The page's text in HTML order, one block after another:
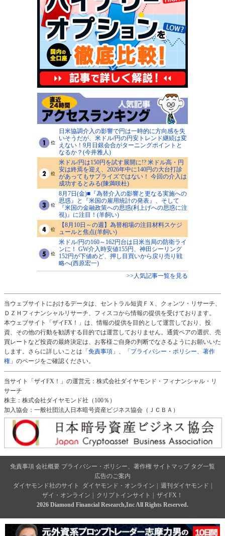
日米協調介入の影響で円は一時的に方向感を失
いそうだが、米ドル/円の円安トレンド継続は変
えない！9月日銀会合がターニングポイントと
なるか？(今井雅人)
米ドル/円は150円を試す展開に!? 米ドル高・円
安は終焉を迎え、2026年中に140円の大台打診
があってもサプライズではない！ 今回の介入は
成功するとみる(陳満咲杜)
8月7日(金)■『為替介入の影響と更なる実施への
思惑』と『米国の雇用統計の発表』、そして
『米国の金融政策への思惑(利上げへの思惑に注
視)』に注目！(羊飼い)
【8月10日～の週】為替相場の注目材料スケジ
ュールと焦点(羊飼い)
米ドル/円の160～162円台は日米当局の防衛ライ
ンに！ GW介入時安値155円、神田シーリング
152円が下値めど、押し目買いから戻り売り戦
略へ(西原宏一)
>>人気記事一覧を見る
当ウェブサイトにおけるデータは、セントラル短資ＦＸ、クォンツ・リサーチ、
ＤＺＨフィナンシャルリサーチ、フィスコから情報の提供を受けております。
本ウェブサイト「ザイFX！」は、情報の提供を目的として運営しており、投
資、その他の行動を勧誘する目的では運営しておりません。通貨ペアの選択、売
買レートなど投資の最終決定は、お客様ご自身の判断でなさるようにお願いいた
します。さらに詳しいことは 「免責事項」 、
「プライバシー・ポリシー、著作
権」 のページをご確認ください。
当サイト「ザイFX！」の運営元：株式会社ダイヤモンド・フィナンシャル・リ
サーチ
株主：株式会社ダイヤモンド社（100％）
加入協会：一般社団法人日本暗号資産ビジネス協会（ＪＣＢＡ）
免責事項 会社概要 プライバシー・ポリシー、著作権 サイトマップ タグ一覧
広告のご案内
ダイヤモンド社のサイト
ダイヤモンド・オンライン 週刊ダイヤモンド
ザイ・オンライン
クリプトインサイト
ザイFX！
2026 Diamond Financial Research,Inc All Rights Reserved.